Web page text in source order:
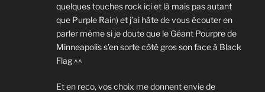
quelques touches rock ici et là mais pas autant
que Purple Rain) et j’ai hâte de vous écouter en
parler même si je doute que le Géant Pourpre de
Minneapolis s’en sorte côté gros son face à Black
Flag ^^
Et en reco, vos choix me donnent envie de